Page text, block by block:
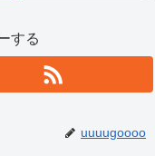
する
uuuugoooo